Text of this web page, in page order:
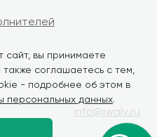
сайт, вы принимаете
также соглашаетесь с тем,
- подробнее об этом в
персональных данных.
info@iwaly.ru